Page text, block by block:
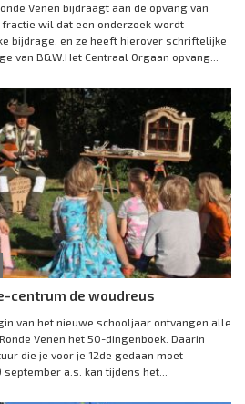
Venen bijdraagt aan de opvang van
wil dat een onderzoek wordt
bijdrage, en ze heeft hierover schriftelijke
van B&W.Het Centraal Orgaan opvang...
centrum de woudreus
van het nieuwe schooljaar ontvangen alle
Venen het 50-dingenboek. Daarin
die je voor je 12de gedaan moet
a.s. kan tijdens het...